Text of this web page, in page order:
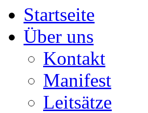
Startseite
Über uns
Kontakt
Manifest
Leitsätze